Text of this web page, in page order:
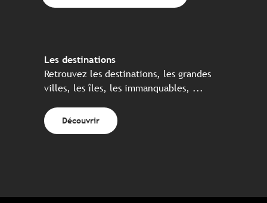
Les destinations
Retrouvez les destinations, les grandes
villes, les îles, les immanquables, ...
Découvrir